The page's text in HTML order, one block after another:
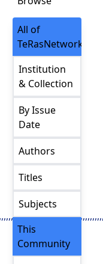
All of
TeRasNetwork
Institution
& Collection
By Issue
Date
Authors
Titles
Subjects
This
Community